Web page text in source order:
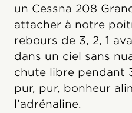
un Cessna 208
attacher à notre
rebours de 3, 2, 1
dans un ciel sans
chute libre pendant
pur, pur, bonheur
l’adrénaline.